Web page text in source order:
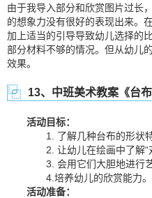
由于我导入部分和欣赏图片过长
的想象力没有很好的表现出来。
加上适当的引导导致幼儿选择的
部分材料不够的情况。但从幼儿
效果。
13、中班美术教案《台
活动目标：
1. 了解几种台布的形状特
2. 让幼儿在绘画中了解“
3. 会用它们大胆地进行艺
4.培养幼儿的欣赏能力。
活动准备：